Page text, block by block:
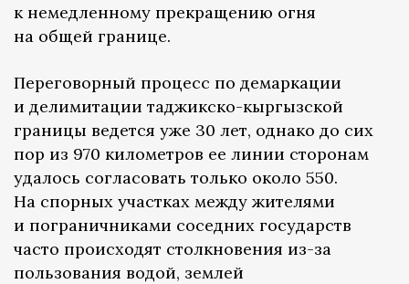
к немедленному прекращению огня
на общей границе.
Переговорный процесс по демаркации
и делимитации таджикско-кыргызской
границы ведется уже 30 лет, однако до сих
пор из 970 километров ее линии сторонам
удалось согласовать только около 550.
На спорных участках между жителями
и пограничниками соседних государств
часто происходят столкновения из-за
пользования водой, землей